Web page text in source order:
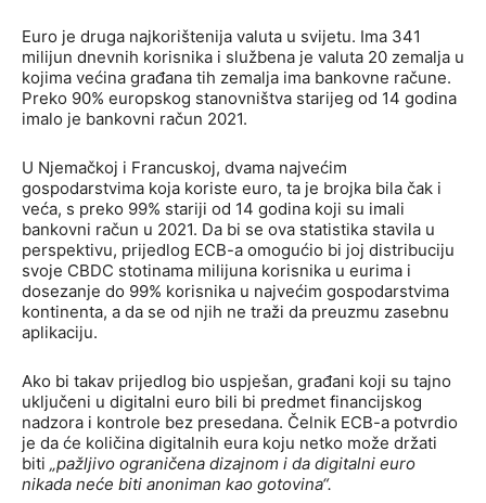
Euro je druga najkorištenija valuta u svijetu. Ima 341
milijun dnevnih korisnika i službena je valuta 20 zemalja u
kojima većina građana tih zemalja ima bankovne račune.
Preko 90% europskog stanovništva starijeg od 14 godina
imalo je bankovni račun 2021.
U Njemačkoj i Francuskoj, dvama najvećim
gospodarstvima koja koriste euro, ta je brojka bila čak i
veća, s preko 99% stariji od 14 godina koji su imali
bankovni račun u 2021. Da bi se ova statistika stavila u
perspektivu, prijedlog ECB-a omogućio bi joj distribuciju
svoje CBDC stotinama milijuna korisnika u eurima i
dosezanje do 99% korisnika u najvećim gospodarstvima
kontinenta, a da se od njih ne traži da preuzmu zasebnu
aplikaciju.
Ako bi takav prijedlog bio uspješan, građani koji su tajno
uključeni u digitalni euro bili bi predmet financijskog
nadzora i kontrole bez presedana. Čelnik ECB-a potvrdio
je da će količina digitalnih eura koju netko može držati
biti „pažljivo ograničena dizajnom i da digitalni euro
nikada neće biti anoniman kao gotovina“.